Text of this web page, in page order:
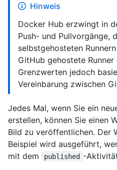
Hinweis
Docker Hub erzwingt in
Push- und Pullvorgänge,
selbstgehosteten
GitHub gehostete
Grenzwerten jedoch
Vereinbarung zwischen
Jedes Mal, wenn Sie ein
erstellen, können Sie einen
Bild zu veröffentlichen. Der
Beispiel wird ausgeführt,
mit dem
published -